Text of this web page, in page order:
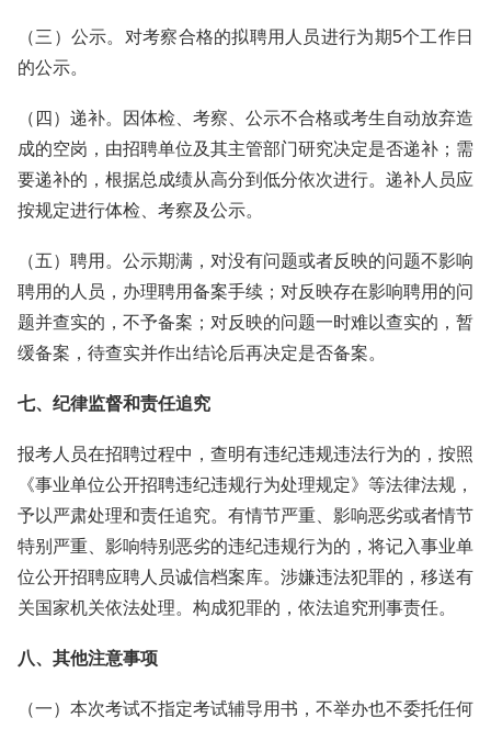
（三）公示。对考察合格的拟聘用人员进行为期5个工作日
的公示。
（四）递补。因体检、考察、公示不合格或考生自动放弃造
成的空岗，由招聘单位及其主管部门研究决定是否递补；需
要递补的，根据总成绩从高分到低分依次进行。递补人员应
按规定进行体检、考察及公示。
（五）聘用。公示期满，对没有问题或者反映的问题不影响
聘用的人员，办理聘用备案手续；对反映存在影响聘用的问
题并查实的，不予备案；对反映的问题一时难以查实的，暂
缓备案，待查实并作出结论后再决定是否备案。
七、纪律监督和责任追究
报考人员在招聘过程中，查明有违纪违规违法行为的，按照
《事业单位公开招聘违纪违规行为处理规定》等法律法规，
予以严肃处理和责任追究。有情节严重、影响恶劣或者情节
特别严重、影响特别恶劣的违纪违规行为的，将记入事业单
位公开招聘应聘人员诚信档案库。涉嫌违法犯罪的，移送有
关国家机关依法处理。构成犯罪的，依法追究刑事责任。
八、其他注意事项
（一）本次考试不指定考试辅导用书，不举办也不委托任何